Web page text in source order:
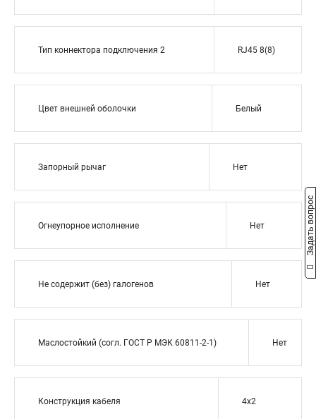
Тип коннектора подключения 2 RJ45 8(8)
Цвет внешней оболочки Белый
Запорный рычаг Нет
Огнеупорное исполнение Нет
Не содержит (без) галогенов Нет
Маслостойкий (согл. ГОСТ Р МЭК 60811-2-1) Нет
Конструкция кабеля 4x2
Задать вопрос